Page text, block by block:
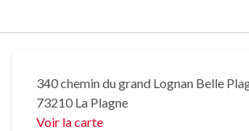
340 chemin du grand Lognan Belle
73210 La Plagne
Voir la carte